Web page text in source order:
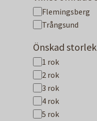
Flemingsberg
Trångsund
Önskad storlek
1 rok
2 rok
3 rok
4 rok
5 rok